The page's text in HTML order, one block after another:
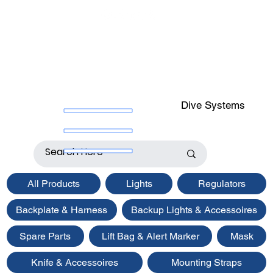
Dive Systems
All Products Lights Regulators
Backplate & Harness Backup Lights & Accessoires
Spare Parts Lift Bag & Alert Marker Mask
Knife & Accessoires Mounting Straps